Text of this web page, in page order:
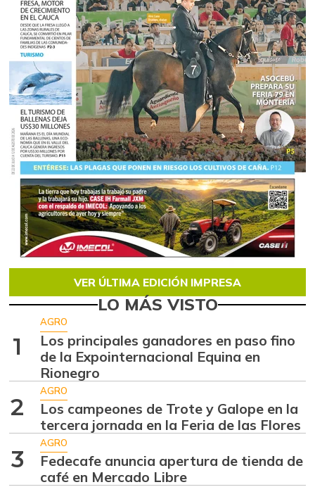
VER ÚLTIMA EDICIÓN IMPRESA
LO MÁS VISTO
1
AGRO
Los principales ganadores en paso fino
de la Expointernacional Equina en
Rionegro
2
AGRO
Los campeones de Trote y Galope en la
tercera jornada en la Feria de las Flores
3
AGRO
Fedecafe anuncia apertura de tienda de
café en Mercado Libre